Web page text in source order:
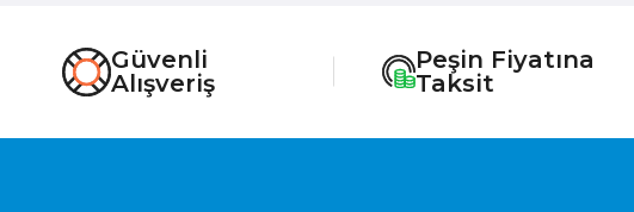
Güvenli
Alışveriş
Peşin Fiyatına
Taksit